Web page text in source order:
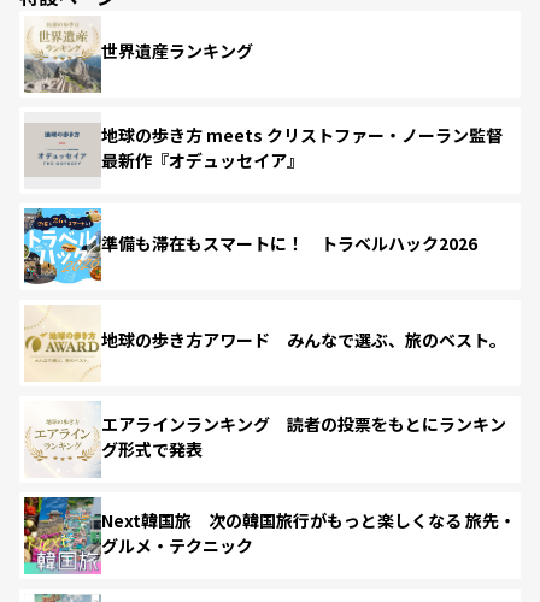
世界遺産ランキング
地球の歩き方 meets クリストファー・ノーラン監督
最新作『オデュッセイア』
準備も滞在もスマートに！ トラベルハック2026
地球の歩き方アワード みんなで選ぶ、旅のベスト。
エアラインランキング 読者の投票をもとにランキン
グ形式で発表
Next韓国旅 次の韓国旅行がもっと楽しくなる 旅先・
グルメ・テクニック